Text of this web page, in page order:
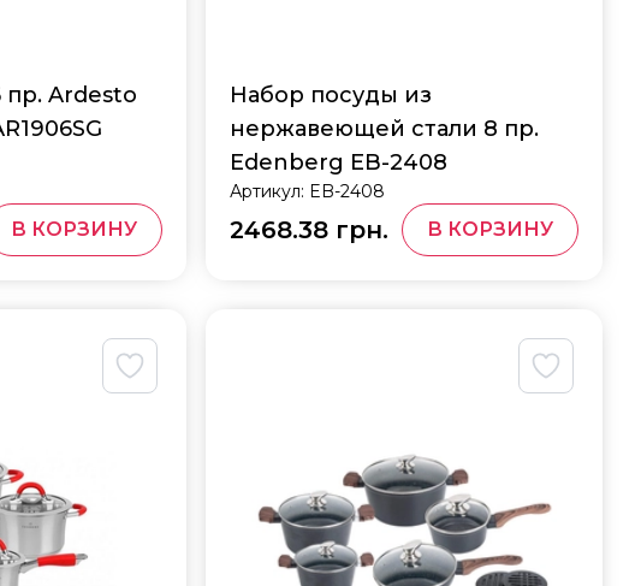
Ardesto
В КОРЗИНУ
Набор посуды из
нержавеющей стали 8 пр.
Edenberg EB-2408
Артикул: EB-2408
2468.38 грн. В КОРЗИНУ